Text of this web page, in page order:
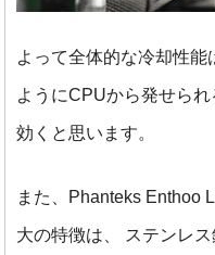
よって全体的な冷却性
ようにCPUから発せら
効くと思います。
また、Phanteks Enthoo
大の特徴は、 ステンレ